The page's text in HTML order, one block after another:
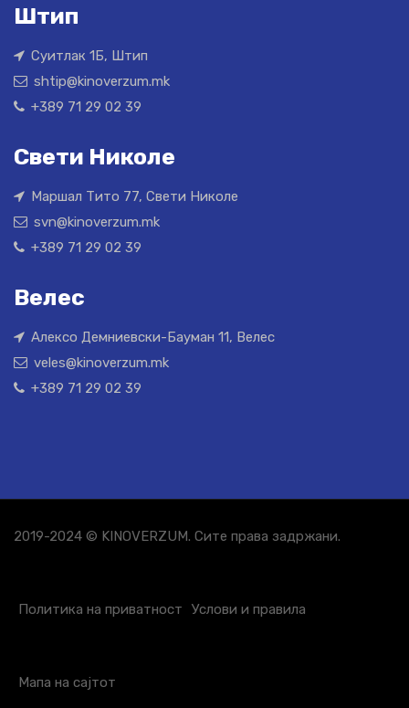
Штип
Суитлак 1Б, Штип
shtip@kinoverzum.mk
+389 71 29 02 39
Свети Николе
Маршал Тито 77, Свети Николе
svn@kinoverzum.mk
+389 71 29 02 39
Велес
Алексо Демниевски-Бауман 11, Велес
veles@kinoverzum.mk
+389 71 29 02 39
2019-2024 © KINOVERZUM. Сите права задржани.
Политика на приватност Услови и правила
Мапа на сајтот